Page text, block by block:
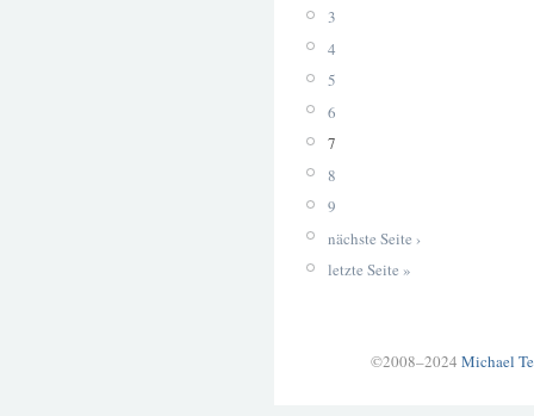
3
4
5
6
7
8
9
nächste Seite ›
letzte Seite »
©2008–2024 Michael